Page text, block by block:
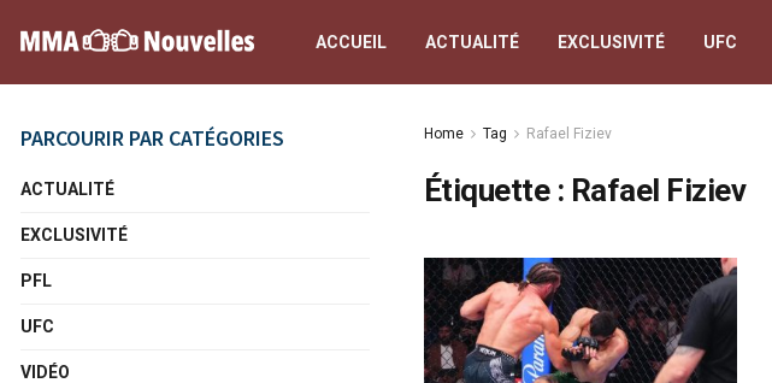
ACCUEIL ACTUALITÉ EXCLUSIVITÉ UFC
Home Tag Rafael Fiziev
Étiquette : Rafael Fiziev
PARCOURIR PAR CATÉGORIES
ACTUALITÉ
EXCLUSIVITÉ
PFL
UFC
VIDÉO